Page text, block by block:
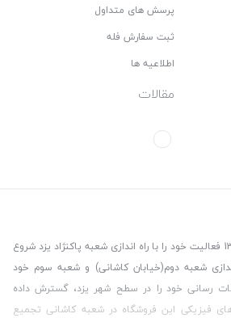
پرسش های متداول
ثبت سفارش فله
اطلاعیه ها
مقالات
فروشگاه پالادیوم از سال 1397 فعالیت خود را با راه اندازی شعبه پاکنژاد یزد شروع
شعبه دوم(خیابان کاشانی) و شعبه سوم خود
رسانی خود را در سطح شهر یزد، گسترش داده
فیزیکی این فروشگاه در شعبه کاشانی تجمیع